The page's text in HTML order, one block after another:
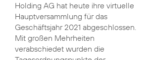
Holding AG hat heute ihre virtuelle
Hauptversammlung für das
Geschäftsjahr 2021 abgeschlossen.
Mit großen Mehrheiten
verabschiedet wurden die